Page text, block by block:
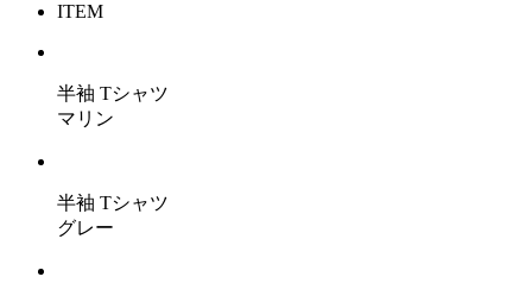
ITEM
半袖 Tシャツ
マリン
半袖 Tシャツ
グレー